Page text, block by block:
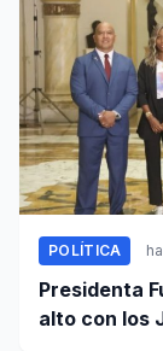
POLÍTICA
Presidenta
alto con los